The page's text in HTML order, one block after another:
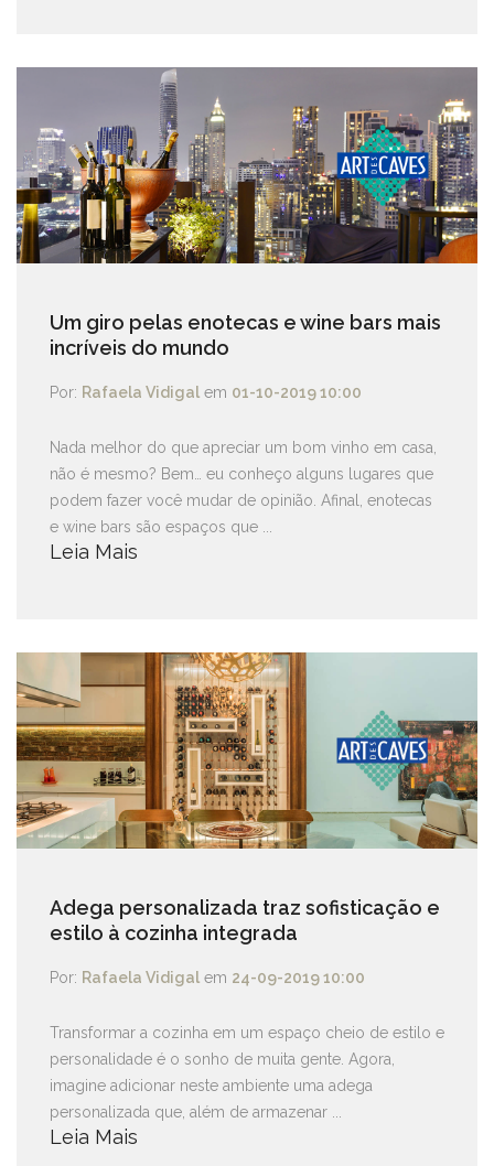
Um giro pelas enotecas e wine bars mais
incríveis do mundo
Por: Rafaela Vidigal em 01-10-2019 10:00
Nada melhor do que apreciar um bom vinho em casa,
não é mesmo? Bem… eu conheço alguns lugares que
podem fazer você mudar de opinião. Afinal, enotecas
e wine bars são espaços que ...
Leia Mais
Adega personalizada traz sofisticação e
estilo à cozinha integrada
Por: Rafaela Vidigal em 24-09-2019 10:00
Transformar a cozinha em um espaço cheio de estilo e
personalidade é o sonho de muita gente. Agora,
imagine adicionar neste ambiente uma adega
personalizada que, além de armazenar ...
Leia Mais